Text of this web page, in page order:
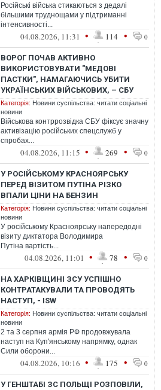
Російські війська стикаються з дедалі
більшими труднощами у підтриманні
інтенсивності...
04.08.2026, 11:31 • 114 • 0
ВОРОГ ПОЧАВ АКТИВНО
ВИКОРИСТОВУВАТИ "МЕДОВІ
ПАСТКИ", НАМАГАЮЧИСЬ УБИТИ
УКРАЇНСЬКИХ ВІЙСЬКОВИХ, – СБУ
Категорія: Новини суспільства: читати соціальні
новини
Військова контррозвідка СБУ фіксує значну
активізацію російських спецслужб у
спробах...
04.08.2026, 11:15 • 269 • 0
У РОСІЙСЬКОМУ КРАСНОЯРСЬКУ
ПЕРЕД ВІЗИТОМ ПУТІНА РІЗКО
ВПАЛИ ЦІНИ НА БЕНЗИН
Категорія: Новини суспільства: читати соціальні
новини
У російському Красноярську напередодні
візиту диктатора Володимира
Путіна вартість...
04.08.2026, 11:01 • 78 • 0
НА ХАРКІВЩИНІ ЗСУ УСПІШНО
КОНТРАТАКУВАЛИ ТА ПРОВОДЯТЬ
НАСТУП, - ISW
Категорія: Новини суспільства: читати соціальні
новини
2 та 3 серпня армія РФ продовжувала
наступ на Куп'янському напрямку, однак
Сили оборони...
04.08.2026, 10:16 • 175 • 0
У ГЕНШТАБІ ЗС ПОЛЬЩІ РОЗПОВІЛИ,